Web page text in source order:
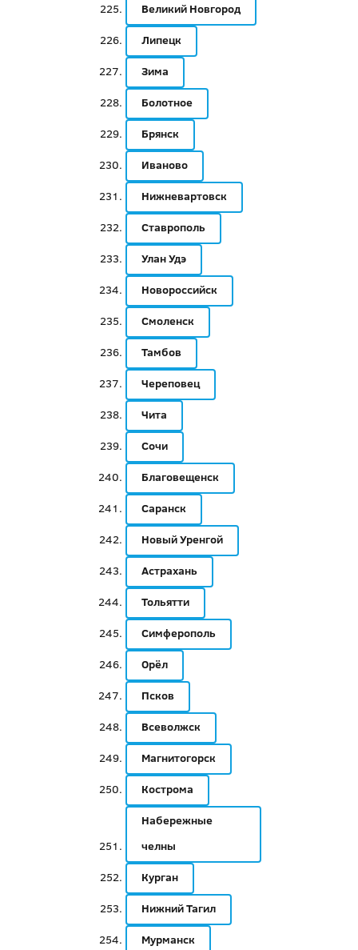
Великий Новгород
Липецк
Зима
Болотное
Брянск
Иваново
Нижневартовск
Ставрополь
Улан Удэ
Новороссийск
Смоленск
Тамбов
Череповец
Чита
Сочи
Благовещенск
Саранск
Новый Уренгой
Астрахань
Тольятти
Симферополь
Орёл
Псков
Всеволжск
Магнитогорск
Кострома
Набережные
челны
Курган
Нижний Тагил
Мурманск